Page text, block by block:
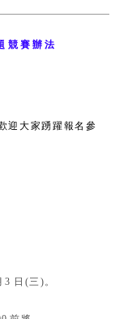
競賽辦法
迎大家踴躍報名參
3 日 (三 )。